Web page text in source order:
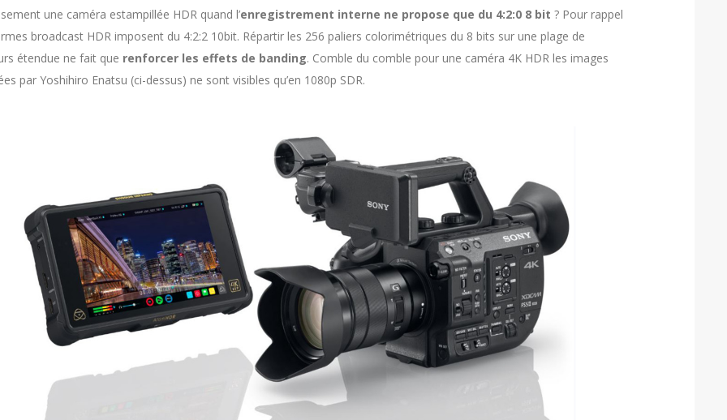
une caméra estampillée HDR quand l’enregistrement interne ne propose que du 4:2:0 8 bit ? Pour rappel
broadcast HDR imposent du 4:2:2 10bit. Répartir les 256 paliers colorimétriques du 8 bits sur une plage de
étendue ne fait que renforcer les effets de banding. Comble du comble pour une caméra 4K HDR les images
par Yoshihiro Enatsu (ci-dessus) ne sont visibles qu’en 1080p SDR.